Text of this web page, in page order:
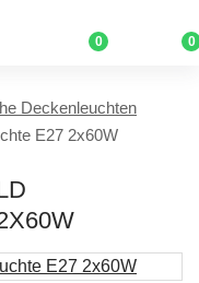
0 0
Deckenleuchten
E27 2x60W